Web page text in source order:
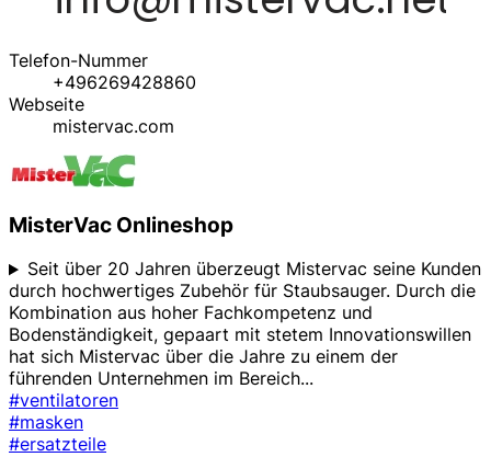
Telefon-Nummer
+496269428860
Webseite
mistervac.com
MisterVac Onlineshop
Seit über 20 Jahren überzeugt Mistervac seine Kunden
durch hochwertiges Zubehör für Staubsauger. Durch die
Kombination aus hoher Fachkompetenz und
Bodenständigkeit, gepaart mit stetem Innovationswillen
hat sich Mistervac über die Jahre zu einem der
führenden Unternehmen im Bereich...
#ventilatoren
#masken
#ersatzteile